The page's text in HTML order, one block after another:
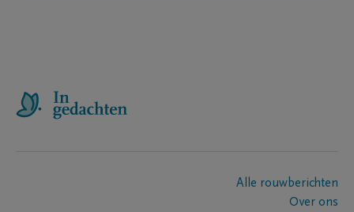
Alle rouwberichten
Over ons